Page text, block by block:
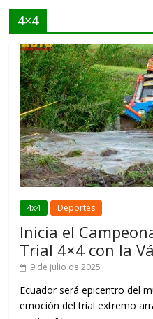
4×4
4x4 Deportes
Inicia el
Trial 4×4 con la
9 de julio de 2025
Ecuador será epicentro del
emoción del trial extremo